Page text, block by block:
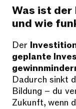
Was ist
und wie
Der
geplante
Dadurch sinkt
Bildung – du
Zukunft, wenn